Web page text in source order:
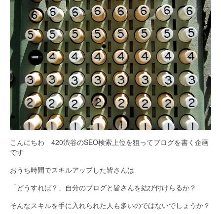
こんにちわ 420渋谷のSEO検索上位を狙ってブログを書く企画
です
おうち時間でスキルアップした皆さんは
「どうすれば？」自分のブログと皆さんを結び付けらるか？
そんなスキルを手に入れられた人も多いのではないでしょうか？